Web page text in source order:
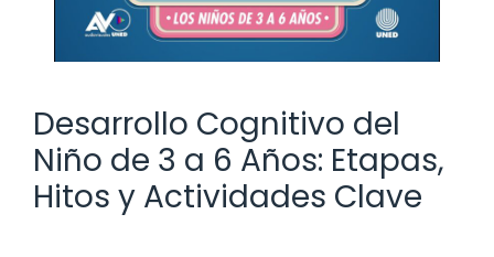
Desarrollo Cognitivo del
Niño de 3 a 6 Años: Etapas,
Hitos y Actividades Clave